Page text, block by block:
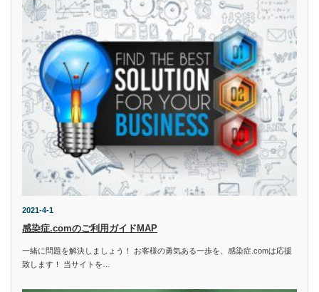
2021-4-1
感染症.comのご利用ガイドMAP
一緒に問題を解決しましょう！ お客様の勇気ある一歩を、感染症.comは応援
致します！ 当サイトを…